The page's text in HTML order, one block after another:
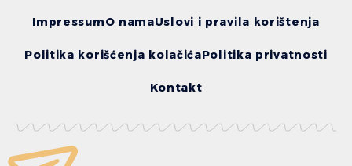
ImpressumO namaUslovi i pravila korištenja
Politika korišćenja kolačićaPolitika privatnosti
Kontakt